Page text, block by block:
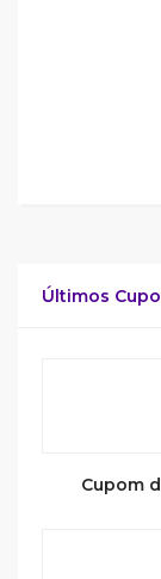
Últimos
Cupom